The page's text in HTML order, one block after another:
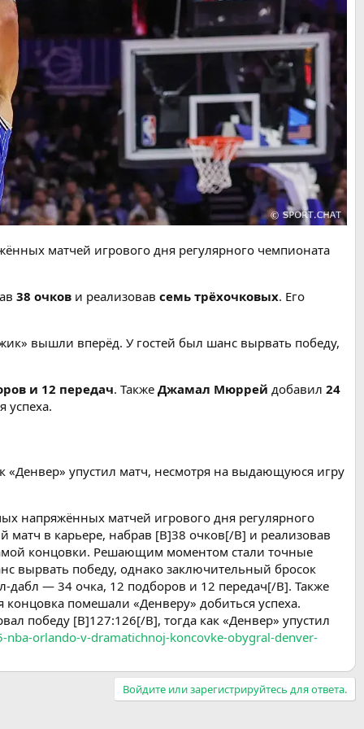
матчей игрового дня регулярного чемпионата
38 очков и реализовав семь трёхочковых. Его
вышли вперёд. У гостей был шанс вырвать победу,
и 12 передач. Также Джамал Мюррей добавил 24
успеха.
«Денвер» упустил матч, несмотря на выдающуюся игру
напряжённых матчей игрового дня регулярного
в карьере, набрав [B]38 очков[/B] и реализовав
концовки. Решающим моментом стали точные
вырвать победу, однако заключительный бросок
— 34 очка, 12 подборов и 12 передач[/B]. Также
помешали «Денверу» добиться успеха.
победу [B]127:126[/B], тогда как «Денвер» упустил
orlando-v-dramatichnoj-koncovke-obygral-denver-
Войдите или зарегистрируйтесь для ответа.